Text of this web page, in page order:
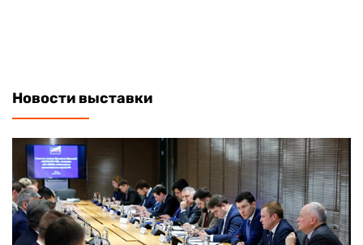
Новости выставки